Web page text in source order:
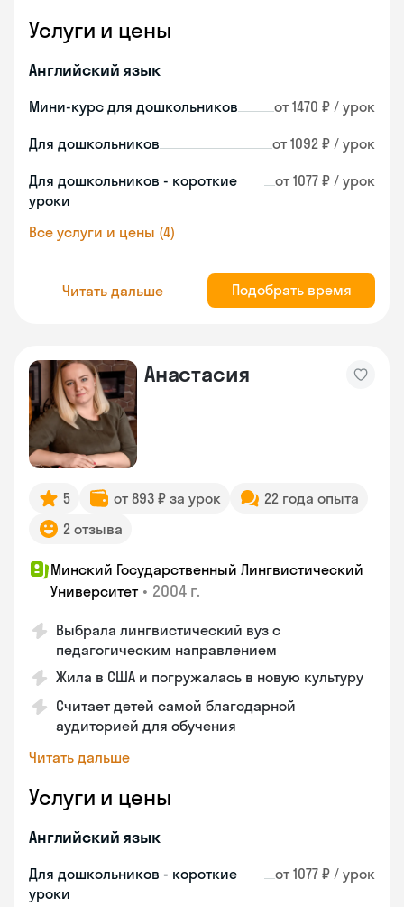
Услуги и цены
Английский язык
Мини-курс для дошкольников от 1470 ₽ / урок
Для дошкольников от 1092 ₽ / урок
Для дошкольников - короткие
уроки
от 1077 ₽ / урок
Все услуги и цены (4)
Читать дальше Подобрать время
Анастасия
5 от 893 ₽ за урок
22 года опыта
2 отзыва
Минский Государственный Лингвистический
Университет • 2004 г.
Выбрала лингвистический вуз с
педагогическим направлением
Жила в США и погружалась в новую культуру
Считает детей самой благодарной
аудиторией для обучения
Читать дальше
Услуги и цены
Английский язык
Для дошкольников - короткие
уроки
от 1077 ₽ / урок